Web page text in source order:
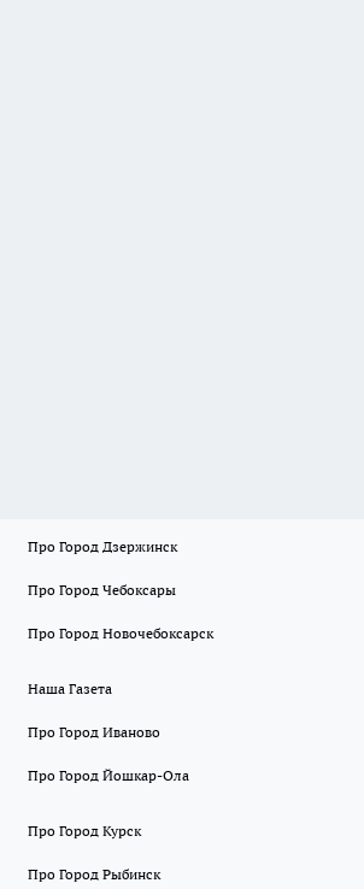
Про Город Дзержинск
Про Город Чебоксары
Про Город Новочебоксарск
Наша Газета
Про Город Иваново
Про Город Йошкар-Ола
Про Город Курск
Про Город Рыбинск